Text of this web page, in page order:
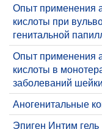
Опыт применения
кислоты при
генитальной
Опыт применения
кислоты в
заболеваний
​Аногенитальные
​Эпиген Интим гель